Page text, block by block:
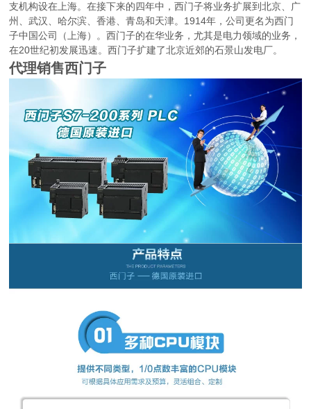
支机构设在上海。在接下来的四年中，西门子将业务扩展到北京、广
州、武汉、哈尔滨、香港、青岛和天津。1914年，公司更名为西门
子中国公司（上海）。西门子的在华业务，尤其是电力领域的业务，
在20世纪初发展迅速。西门子扩建了北京近郊的石景山发电厂。
代理销售西门子